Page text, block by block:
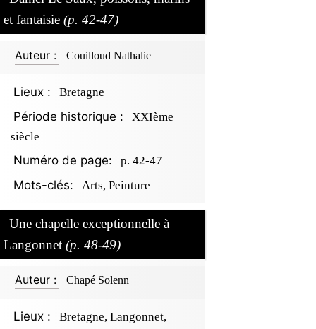
et fantaisie (p. 42-47)
Auteur : Couilloud Nathalie
Lieux : Bretagne
Période historique :
XXIème
siècle
Numéro de page: p. 42-47
Mots-clés: Arts, Peinture
Une chapelle exceptionnelle à
Langonnet (p. 48-49)
Auteur : Chapé Solenn
Lieux :
Bretagne, Langonnet,